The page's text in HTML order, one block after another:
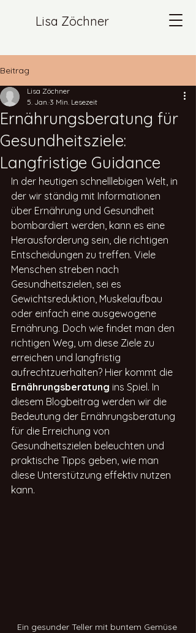
Lisa Zöchner
Beitrag
Ernährungsberatung für
Gesundheitsziele:
Langfristige Guidance
Lisa Zöchner
5. Jan. 3 Min. Lesezeit
In der heutigen schnelllebigen Welt, in
der wir ständig mit Informationen
über Ernährung und Gesundheit
bombardiert werden, kann es eine
Herausforderung sein, die richtigen
Entscheidungen zu treffen. Viele
Menschen streben nach
Gesundheitszielen, sei es
Gewichtsreduktion, Muskelaufbau
oder einfach eine ausgewogene
Ernährung. Doch wie findet man den
richtigen Weg, um diese Ziele zu
erreichen und langfristig
aufrechtzuerhalten? Hier kommt die
Ernährungsberatung ins Spiel. In
diesem Blogbeitrag werden wir die
Bedeutung der Ernährungsberatung
für die Erreichung von
Gesundheitszielen beleuchten und
praktische Tipps geben, wie man
diese Unterstützung effektiv nutzen
kann.
Ein gesunder Teller mit buntem Gemüse